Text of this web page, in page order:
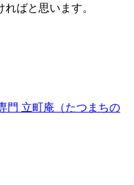
ばと思います。
門 立町庵（たつまちの